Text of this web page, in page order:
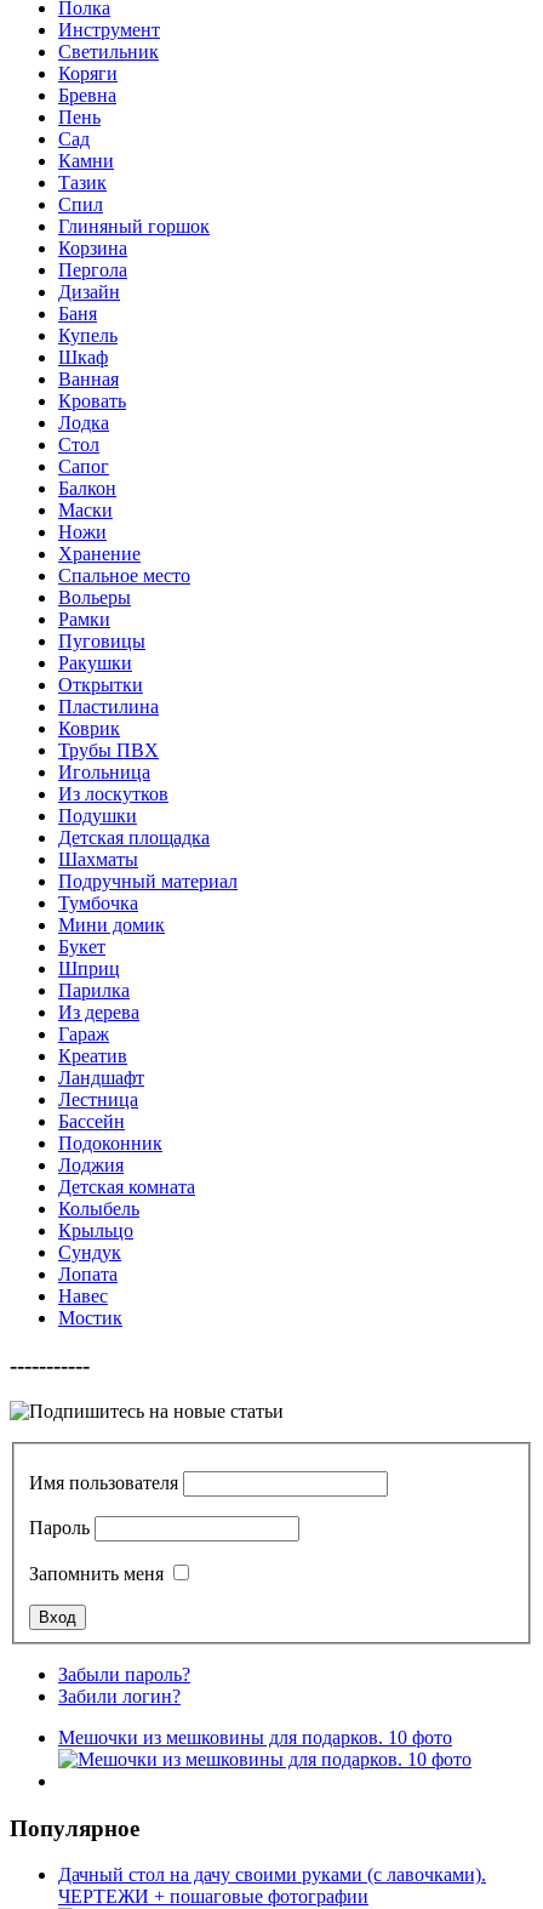
Полка
Инструмент
Светильник
Коряги
Бревна
Пень
Сад
Камни
Тазик
Спил
Глиняный горшок
Корзина
Пергола
Дизайн
Баня
Купель
Шкаф
Ванная
Кровать
Лодка
Стол
Сапог
Балкон
Маски
Ножи
Хранение
Спальное место
Вольеры
Рамки
Пуговицы
Ракушки
Открытки
Пластилина
Коврик
Трубы ПВХ
Игольница
Из лоскутков
Подушки
Детская площадка
Шахматы
Подручный материал
Тумбочка
Мини домик
Букет
Шприц
Парилка
Из дерева
Гараж
Креатив
Ландшафт
Лестница
Бассейн
Подоконник
Лоджия
Детская комната
Колыбель
Крыльцо
Сундук
Лопата
Навес
Мостик
-----------
Имя пользователя
Пароль
Запомнить меня
Забыли пароль?
Забили логин?
Мешочки из мешковины для подарков. 10 фото
Популярное
Дачный стол на дачу своими руками (с лавочками).
ЧЕРТЕЖИ + пошаговые фотографии